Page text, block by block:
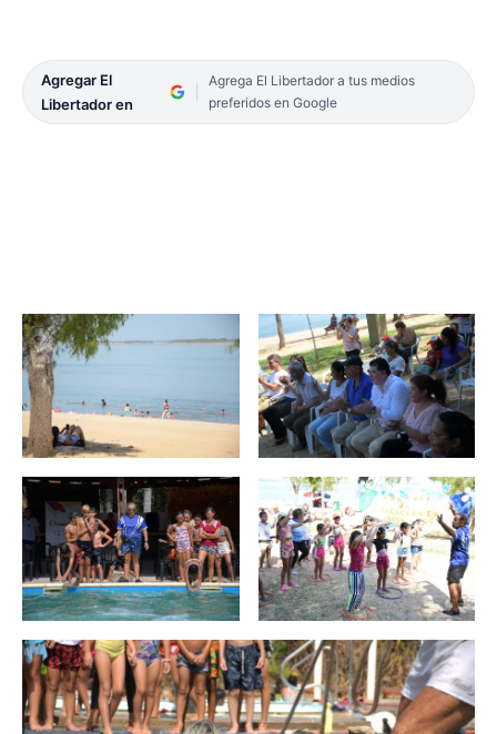
Agregar El
Libertador en
Agrega El Libertador a tus medios
preferidos en Google